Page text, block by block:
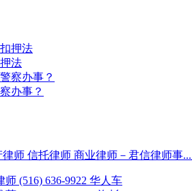
法
办事？
(516) 636-9922 华人车